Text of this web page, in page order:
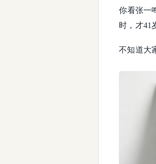
你看张一
时，才41
不知道大